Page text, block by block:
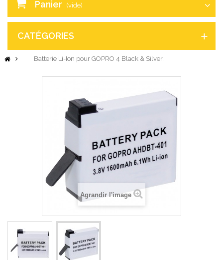
Panier (vide)
CATÉGORIES
Batterie Li-Ion pour GOPRO 4 Black & Silver.
Agrandir l'image